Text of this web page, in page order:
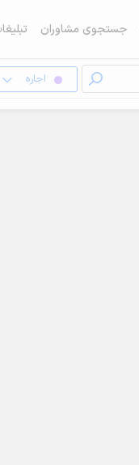
جستجوی مشاوران
اجاره